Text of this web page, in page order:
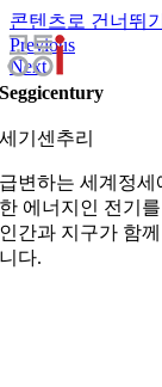
콘텐츠로 건너뛰기
Previous
Next
Seggicentury
세기센추리
급변하는 세계정
한 에너지인 전기
인간과 지구가 함
니다.